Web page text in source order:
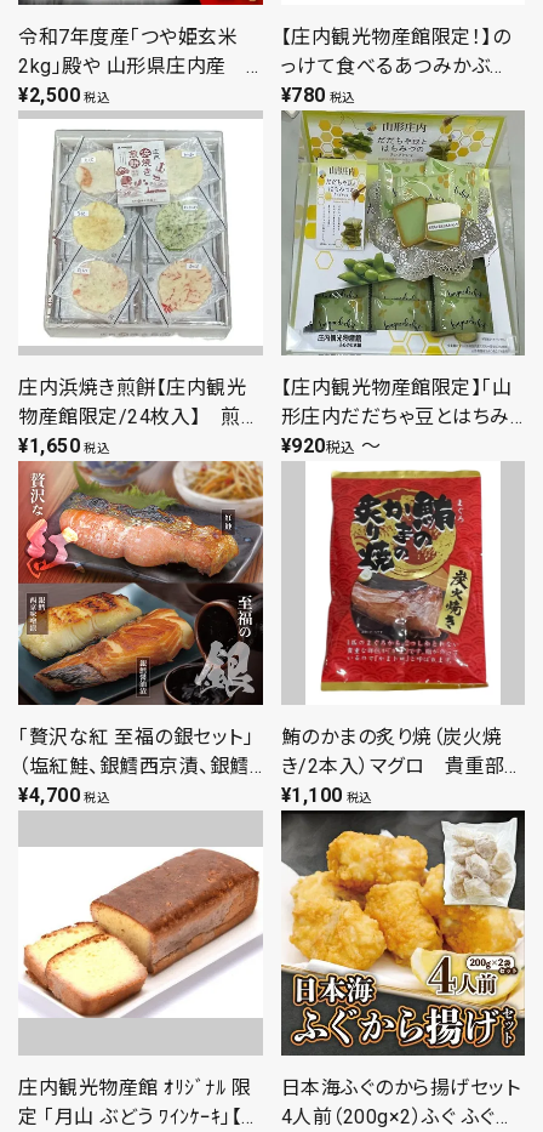
令和7年度産「つや姫玄米
2kg」殿や 山形県庄内産
玄米
¥2,500 税込
【庄内観光物産館限定！】の
っけて食べるあつみかぶ
（180g）来ばえちゃ本舗 ご飯
のお供 山形 庄内 鶴岡 温海
お土産 特産品 名産品 お取
り寄せ
¥780 税込
庄内浜焼き煎餅【庄内観光
物産館限定/24枚入】 煎
餅 庄内観光物産館 お土
産 えび うに タイ い
か わかめ かに
¥1,650 税込
【庄内観光物産館限定】「山
形庄内だだちゃ豆とはちみ
つのラングドシャ」（10個入、
21個入）焼き菓子 クッキー
だだちゃ豆 はちみつ ハチミ
ツ おやつ お菓子 おつまみ
山形 庄内 鶴岡 お土産 特産
品 名産品 お取り寄せ
¥920税込 〜
「贅沢な紅 至福の銀セット」
（塩紅鮭、銀鱈西京漬、銀鱈
醤油漬×各２切）お取り寄せ
鮭 贈答用
¥4,700 税込
鮪のかまの炙り焼（炭火焼
き/2本入）マグロ 貴重部
位 カマ カマトロ 炭火
焼き
¥1,100 税込
庄内観光物産館 ｵﾘｼﾞﾅﾙ 限
定 「月山 ぶどう ﾜｲﾝｹｰｷ」【ｱﾙ
日本海ふぐのから揚げセット
4人前（200g×2）ふぐ ふぐの